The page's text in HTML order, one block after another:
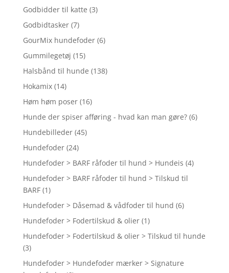
Godbidder til katte (3)
Godbidtasker (7)
GourMix hundefoder (6)
Gummilegetøj (15)
Halsbånd til hunde (138)
Hokamix (14)
Høm høm poser (16)
Hunde der spiser afføring - hvad kan man gøre? (6)
Hundebilleder (45)
Hundefoder (24)
Hundefoder > BARF råfoder til hund > Hundeis (4)
Hundefoder > BARF råfoder til hund > Tilskud til
BARF (1)
Hundefoder > Dåsemad & vådfoder til hund (6)
Hundefoder > Fodertilskud & olier (1)
Hundefoder > Fodertilskud & olier > Tilskud til hunde
(3)
Hundefoder > Hundefoder mærker > Signature